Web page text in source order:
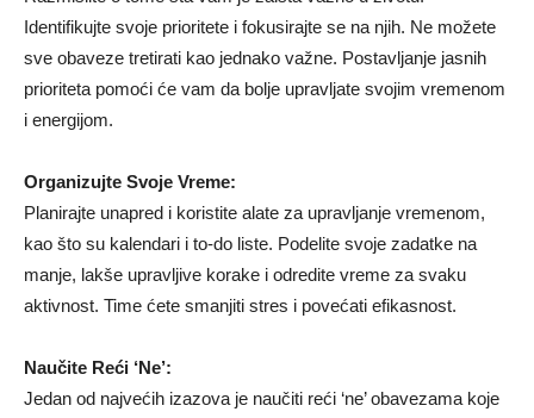
Identifikujte svoje prioritete i fokusirajte se na njih. Ne možete
sve obaveze tretirati kao jednako važne. Postavljanje jasnih
prioriteta pomoći će vam da bolje upravljate svojim vremenom
i energijom.
Organizujte Svoje Vreme:
Planirajte unapred i koristite alate za upravljanje vremenom,
kao što su kalendari i to-do liste. Podelite svoje zadatke na
manje, lakše upravljive korake i odredite vreme za svaku
aktivnost. Time ćete smanjiti stres i povećati efikasnost.
Naučite Reći ‘Ne’:
Jedan od najvećih izazova je naučiti reći ‘ne’ obavezama koje